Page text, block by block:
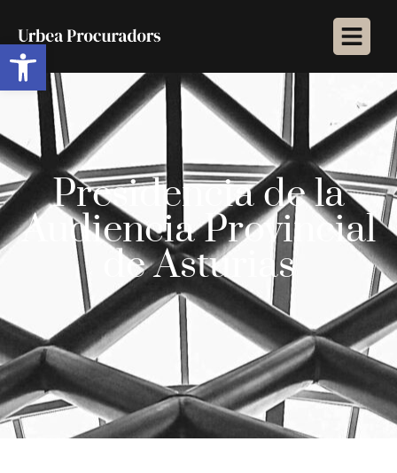
Abrir barra de herramientas
Presidencia de la
Audiencia Provincial
de Asturias